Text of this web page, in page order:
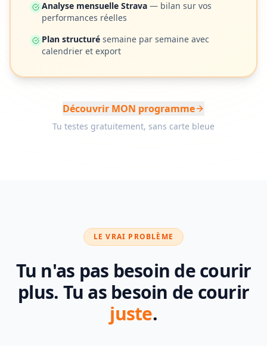
Analyse mensuelle Strava — bilan sur vos
performances réelles
Plan structuré semaine par semaine avec
calendrier et export
Découvrir MON programme
Tu testes gratuitement, sans carte bleue
LE VRAI PROBLÈME
Tu n'as pas besoin de courir
plus. Tu as besoin de courir
juste.